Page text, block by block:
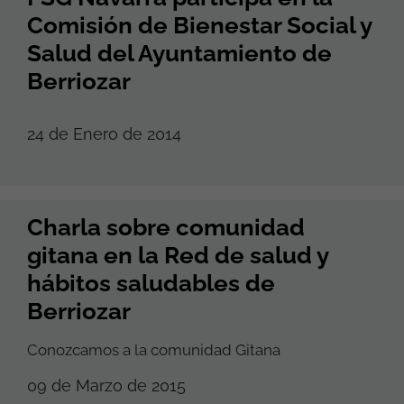
Comisión de Bienestar Social y
Salud del Ayuntamiento de
Berriozar
24 de Enero de 2014
Charla sobre comunidad
gitana en la Red de salud y
hábitos saludables de
Berriozar
Conozcamos a la comunidad Gitana
09 de Marzo de 2015